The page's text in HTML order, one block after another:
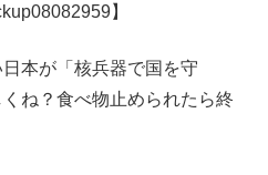
】
日本が「核兵器で国を守
ね？食べ物止められたら終